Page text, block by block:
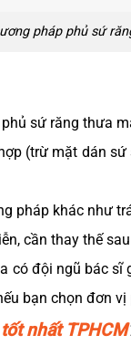
pháp phủ sứ
sứ răng thưa
(trừ mặt dán
pháp khác như
cần thay thế
có đội ngũ bác sĩ
bạn chọn đơn
nhất TPHCM